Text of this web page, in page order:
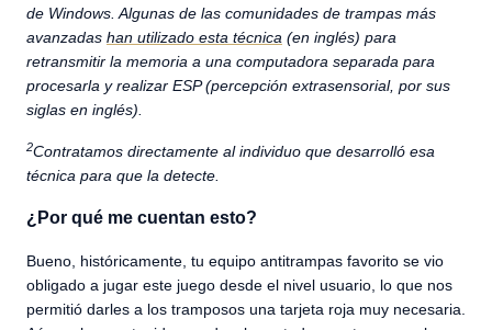
de Windows. Algunas de las comunidades de trampas más
avanzadas han utilizado esta técnica (en inglés) para
retransmitir la memoria a una computadora separada para
procesarla y realizar ESP (percepción extrasensorial, por sus
siglas en inglés).
2Contratamos directamente al individuo que desarrolló esa
técnica para que la detecte.
¿Por qué me cuentan esto?
Bueno, históricamente, tu equipo antitrampas favorito se vio
obligado a jugar este juego desde el nivel usuario, lo que nos
permitió darles a los tramposos una tarjeta roja muy necesaria.